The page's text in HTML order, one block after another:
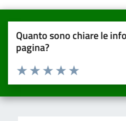
Quanto sono chiare le
pagina?
Valuta da 1 a 5 stelle la pagina
Valuta 5 stelle
Valuta 4 stelle su 5
Valuta 3 stelle su 5
Valuta 2 stelle su 5
Valuta una stella su 5